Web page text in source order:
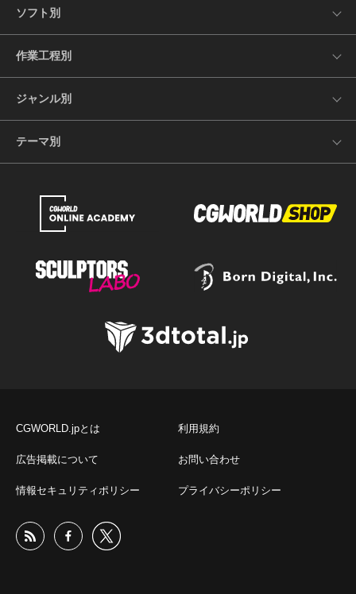
ソフト別
作業工程別
ジャンル別
テーマ別
CGWORLD.jpとは 利用規約
広告掲載について お問い合わせ
情報セキュリティポリシー プライバシーポリシー